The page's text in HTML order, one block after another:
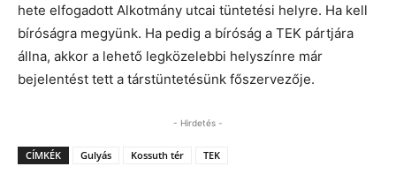
hete elfogadott Alkotmány utcai tüntetési helyre. Ha kell
bíróságra megyünk. Ha pedig a bíróság a TEK pártjára
állna, akkor a lehető legközelebbi helyszínre már
bejelentést tett a társtüntetésünk főszervezője.
- Hirdetés -
CÍMKÉK Gulyás Kossuth tér TEK